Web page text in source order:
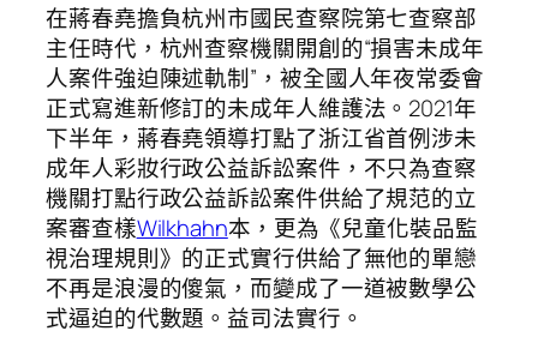
在蔣春堯擔負杭州市國民查察院第七查察部
主任時代，杭州查察機關開創的“損害未成年
人案件強迫陳述軌制”，被全國人年夜常委會
正式寫進新修訂的未成年人維護法。2021年
下半年，蔣春堯領導打點了浙江省首例涉未
成年人彩妝行政公益訴訟案件，不只為查察
機關打點行政公益訴訟案件供給了規范的立
案審查樣Wilkhahn本，更為《兒童化裝品監
視治理規則》的正式實行供給了無他的單戀
不再是浪漫的傻氣，而變成了一道被數學公
式逼迫的代數題。益司法實行。